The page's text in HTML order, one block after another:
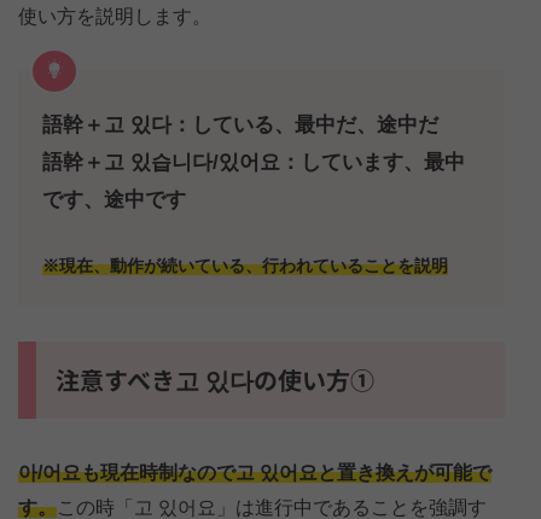
使い方を説明します。
語幹＋고 있다：している、最中だ、途中だ
語幹＋고 있습니다/있어요：しています、最中
です、途中です
※現在、動作が続いている、行われていることを説明
注意すべき고 있다の使い方①
아/어요も現在時制なので고 있어요と置き換えが可能で
す。この時「고 있어요」は進行中であることを強調す